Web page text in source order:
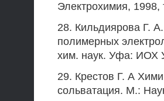
Электрохимия,
28. Кильдиярова Г.
полимерных
хим. наук. Уфа: ИОХ
29. Крестов Г. А
сольватация. М.: